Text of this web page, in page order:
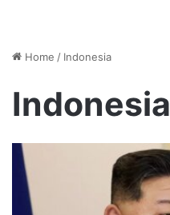
Home / Indonesia
Indonesia